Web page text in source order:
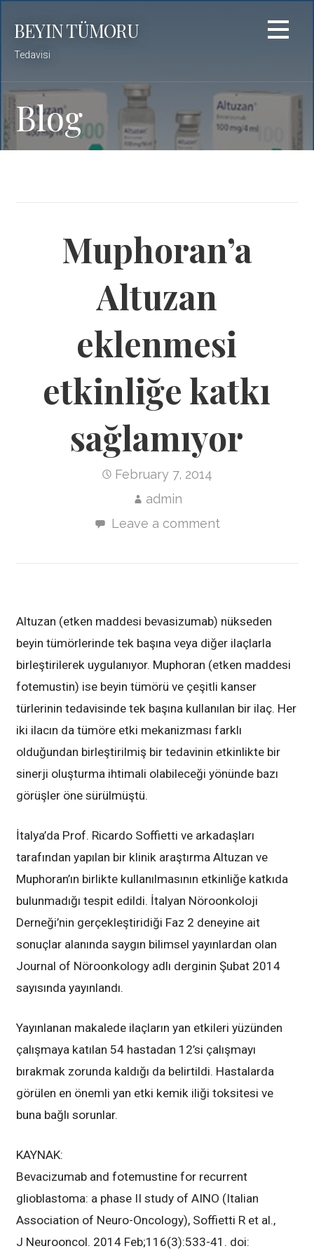
BEYIN TÜMORU
Tedavisi
Blog
Muphoran’a
Altuzan
eklenmesi
etkinliğe katkı
sağlamıyor
February 7, 2014
admin
Leave a comment
Altuzan (etken maddesi bevasizumab) nükseden
beyin tümörlerinde tek başına veya diğer ilaçlarla
birleştirilerek uygulanıyor. Muphoran (etken maddesi
fotemustin) ise beyin tümörü ve çeşitli kanser
türlerinin tedavisinde tek başına kullanılan bir ilaç. Her
iki ilacın da tümöre etki mekanizması farklı
olduğundan birleştirilmiş bir tedavinin etkinlikte bir
sinerji oluşturma ihtimali olabileceği yönünde bazı
görüşler öne sürülmüştü.
İtalya’da Prof. Ricardo Soffietti ve arkadaşları
tarafından yapılan bir klinik araştırma Altuzan ve
Muphoran’ın birlikte kullanılmasının etkinliğe katkıda
bulunmadığı tespit edildi. İtalyan Nöroonkoloji
Derneği’nin gerçekleştiridiği Faz 2 deneyine ait
sonuçlar alanında saygın bilimsel yayınlardan olan
Journal of Nöroonkology adlı derginin Şubat 2014
sayısında yayınlandı.
Yayınlanan makalede ilaçların yan etkileri yüzünden
çalışmaya katılan 54 hastadan 12’si çalışmayı
bırakmak zorunda kaldığı da belirtildi. Hastalarda
görülen en önemli yan etki kemik iliği toksitesi ve
buna bağlı sorunlar.
KAYNAK:
Bevacizumab and fotemustine for recurrent
glioblastoma: a phase II study of AINO (Italian
Association of Neuro-Oncology), Soffietti R et al.,
J Neurooncol. 2014 Feb;116(3):533-41. doi: